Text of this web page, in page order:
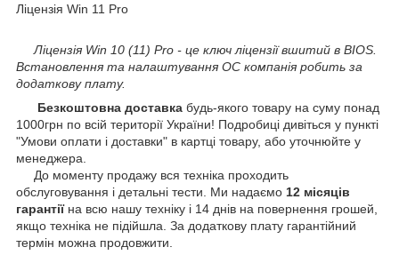
Ліцензія Win 11 Pro
Ліцензія Win 10 (11) Pro - це ключ ліцензії вшитий в BIOS.
Встановлення та налаштування ОС компанія робить за
додаткову плату.
Безкоштовна доставка будь-якого товару на суму понад
1000грн по всій території України! Подробиці дивіться у пункті
"Умови оплати і доставки" в картці товару, або уточнюйте у
менеджера.
До моменту продажу вся техніка проходить
обслуговування і детальні тести. Ми надаємо 12 місяців
гарантіїна всю нашу техніку і 14 днів на повернення грошей,
якщо техніка не підійшла. За додаткову плату гарантійний
термін можна продовжити.